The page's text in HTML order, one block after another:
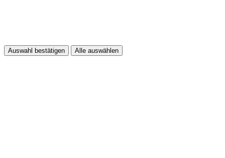
Auswahl bestätigen Alle auswählen